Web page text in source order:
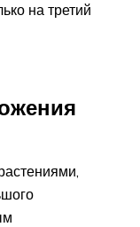
на третий